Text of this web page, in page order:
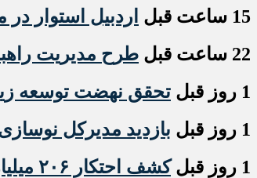
15 ساعت قبل
اردبیل استوار
22 ساعت قبل
طرح مدیریت
1 روز قبل
تحقق نهضت توسعه
1 روز قبل
بازدید مدیرکل
1 روز قبل
کشف احتکار ۲۰۶ میلیاردی کالاهای اساسی در اردبیل